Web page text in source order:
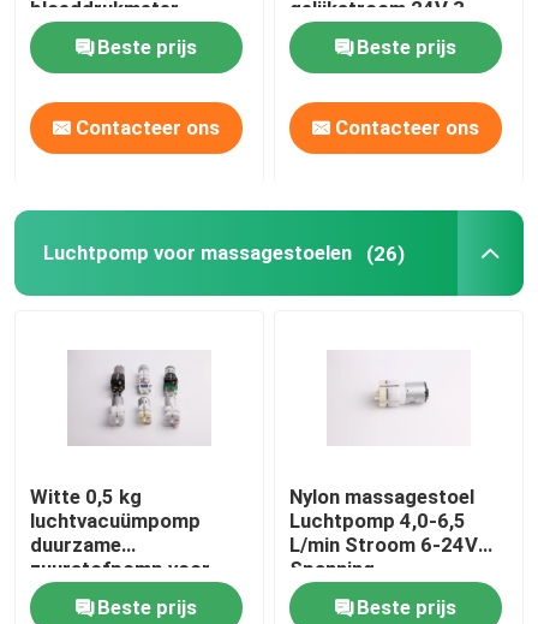
bloeddrukmeter
medische monitor
Beste prijs
Contacteer ons
gelijkstroom 24V 3
Manier 2 de Klep van de
Positiesolenoïde
Beste prijs
Contacteer ons
Luchtpomp voor massagestoelen (26)
Witte 0,5 kg
luchtvacuümpomp
duurzame
zuurstofpomp voor
massagestoel
Beste prijs
Nylon massagestoel
Luchtpomp 4,0-6,5
L/min Stroom 6-24V
Spanning
Beste prijs